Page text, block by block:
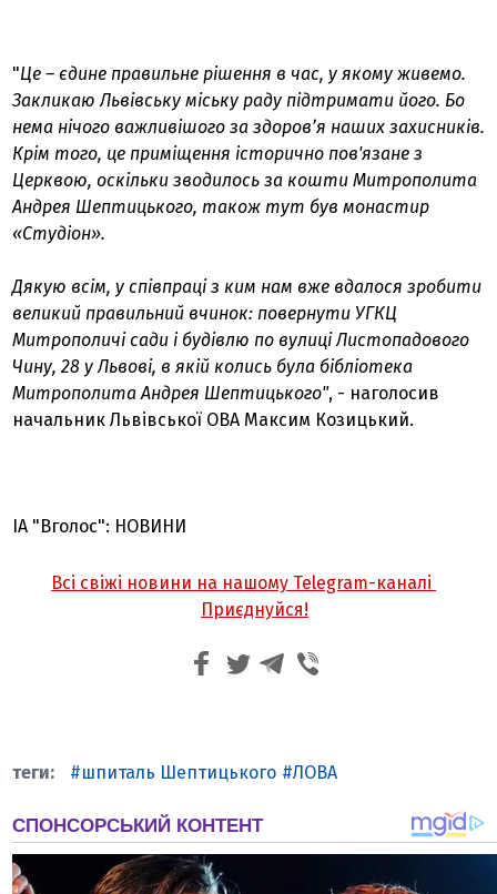
"Це – єдине правильне рішення в час, у якому живемо.
Закликаю Львівську міську раду підтримати його. Бо
нема нічого важливішого за здоровʼя наших захисників.
Крім того, це приміщення історично пов'язане з
Церквою, оскільки зводилось за кошти Митрополита
Андрея Шептицького, також тут був монастир
«Студіон».
Дякую всім, у співпраці з ким нам вже вдалося зробити
великий правильний вчинок: повернути УГКЦ
Митрополичі сади і будівлю по вулиці Листопадового
Чину, 28 у Львові, в якій колись була бібліотека
Митрополита Андрея Шептицького", - наголосив
начальник Львівської ОВА Максим Козицький.
ІА "Вголос": НОВИНИ
Всі свіжі новини на нашому Telegram-каналі
Приєднуйся!
шпиталь Шептицького ЛОВА